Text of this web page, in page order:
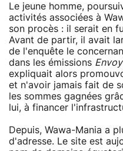
Le jeune homme,
activités associées à
son procès : il serait en
Avant de partir, il avait
de l'enquête le
dans les émissions
expliquait alors
et n'avoir jamais fait de
les sommes gagnées
lui, à financer
Depuis, Wawa-Mania a
d'adresse. Le site est